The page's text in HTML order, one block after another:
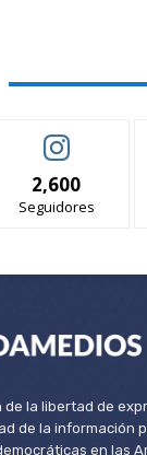
2,600
Seguidores
de la libertad de
de la información
en las